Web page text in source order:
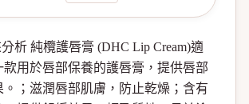
分析 純欖護唇膏 (DHC Lip Cream)適
款用於唇部保養的護唇膏，提供唇部
。；滋潤唇部肌膚，防止乾燥；含有